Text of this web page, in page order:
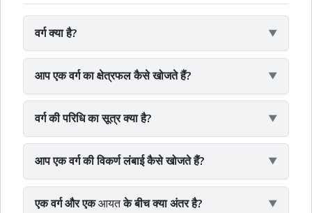
वर्ग क्या है?
आप एक वर्ग का क्षेत्रफल कैसे खोजते हैं?
वर्ग की परिधि का सूत्र क्या है?
आप एक वर्ग की विकर्ण लंबाई कैसे खोजते हैं?
एक वर्ग और एकआयतके बीच क्या अंतर है?